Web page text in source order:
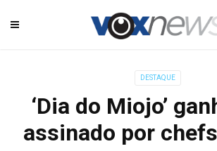
DESTAQUE
‘Dia do Miojo’
assinado por